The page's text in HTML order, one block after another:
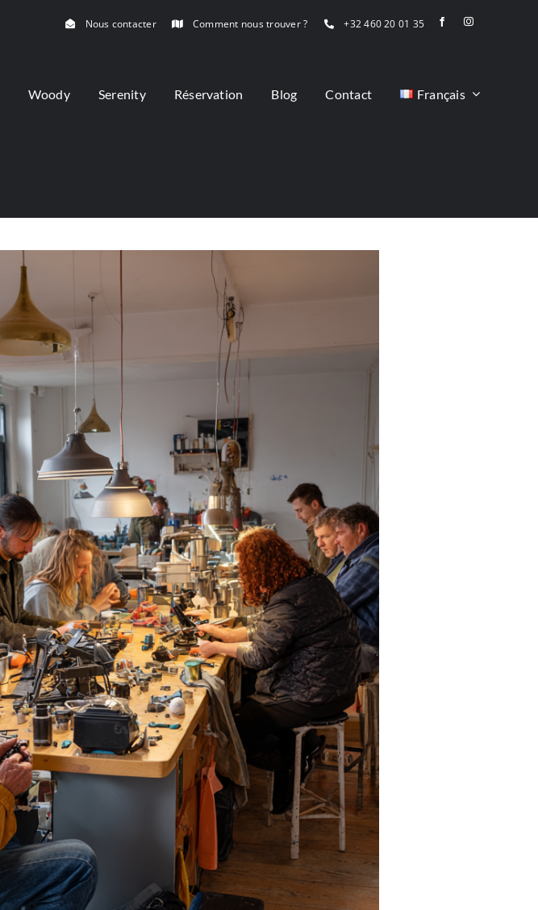
Nous contacter Comment nous trouver ? +32 460 20 01 35
Woody Serenity Réservation Blog Contact Français